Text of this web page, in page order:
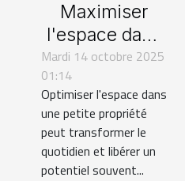
Maximiser
l'espace dans
des petites
propriétés :
techniques et
astuces
Mardi 14 octobre 2025
01:14
Optimiser l'espace dans
une petite propriété
peut transformer le
quotidien et libérer un
potentiel souvent...